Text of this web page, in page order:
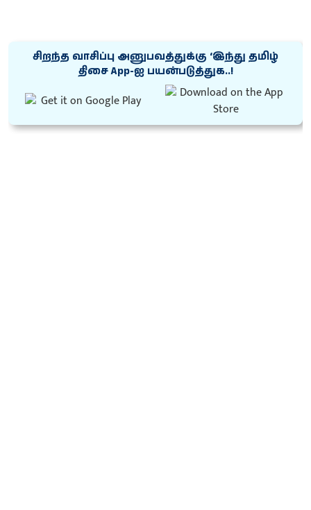
சிறந்த வாசிப்பு அனுபவத்துக்கு ‘இந்து தமிழ்
திசை App-ஐ பயன்படுத்துக..!